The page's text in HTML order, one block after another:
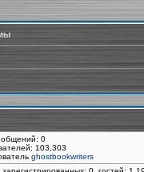
0
103,303
ghostbookwriters